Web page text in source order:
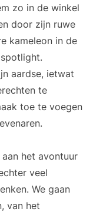
zo in de winkel
door zijn ruwe
kameleon in de
aardse, ietwat
te
toe te voegen
het avontuur
veel
We gaan
van het